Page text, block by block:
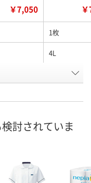
￥7,050
1枚
4L
討されていま